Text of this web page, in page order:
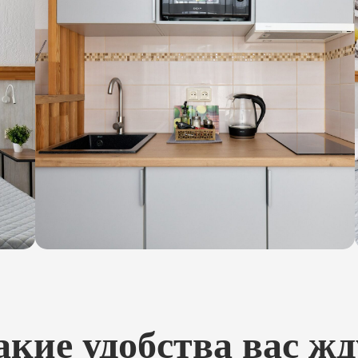
удобства вас